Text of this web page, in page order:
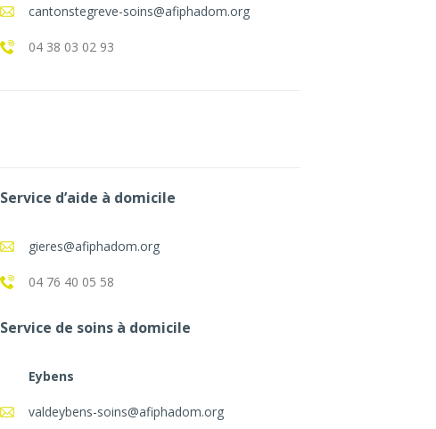
cantonstegreve-soins@afiphadom.org
04 38 03 02 93
Service d’aide à domicile
gieres@afiphadom.org
04 76 40 05 58
Service de soins à domicile
Eybens
valdeybens-soins@afiphadom.org